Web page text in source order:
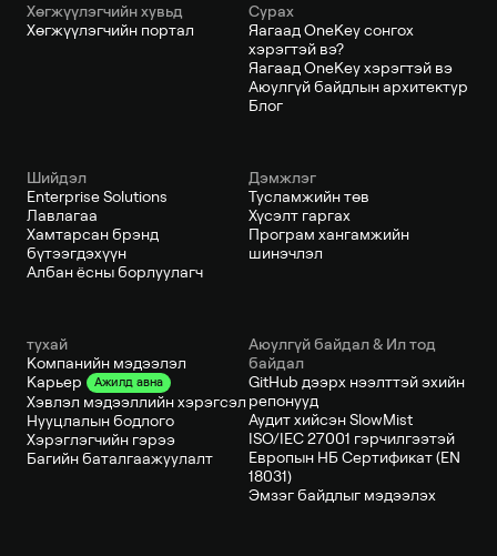
Хөгжүүлэгчийн хувьд
Хөгжүүлэгчийн портал
Сурах
Яагаад OneKey сонгох
хэрэгтэй вэ?
Яагаад OneKey хэрэгтэй вэ
Аюулгүй байдлын архитектур
Блог
Шийдэл
Enterprise Solutions
Лавлагаа
Хамтарсан брэнд
бүтээгдэхүүн
Албан ёсны борлуулагч
Дэмжлэг
Тусламжийн төв
Хүсэлт гаргах
Програм хангамжийн
шинэчлэл
тухай
Компанийн мэдээлэл
Карьер
Ажилд авна
Хэвлэл мэдээллийн хэрэгсэл
Нууцлалын бодлого
Хэрэглэгчийн гэрээ
Багийн баталгаажуулалт
Аюулгүй байдал & Ил тод
байдал
GitHub дээрх нээлттэй эхийн
репонууд
Аудит хийсэн SlowMist
ISO/IEC 27001 гэрчилгээтэй
Европын НБ Сертификат (EN
18031)
Эмзэг байдлыг мэдээлэх